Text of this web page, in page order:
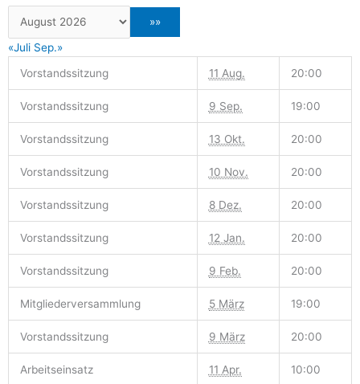
«Juli Sep.»
Vorstandssitzung
11 Aug. 20:00
Vorstandssitzung 9 Sep. 19:00
Vorstandssitzung 13 Okt. 20:00
Vorstandssitzung 10 Nov. 20:00
Vorstandssitzung 8 Dez. 20:00
Vorstandssitzung 12 Jan. 20:00
Vorstandssitzung 9 Feb. 20:00
Mitgliederversammlung 5 März 19:00
Vorstandssitzung 9 März 20:00
Arbeitseinsatz 11 Apr. 10:00